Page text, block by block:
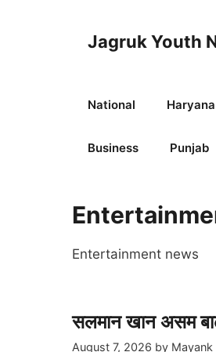
Jagruk Youth
National Haryana
Business Punjab
Entertainment news
सलमान खान असम
August 7, 2026 by Mayank